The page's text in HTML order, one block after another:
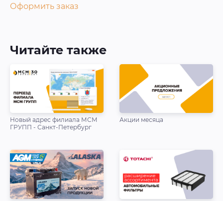
Оформить заказ
Читайте также
Новый адрес филиала МСМ
ГРУПП - Санкт-Петербург
Акции месяца